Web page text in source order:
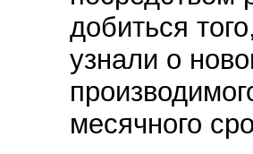
добиться
узнали о
месячного